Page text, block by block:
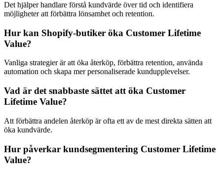
Det hjälper handlare förstå kundvärde över tid och identifiera
möjligheter att förbättra lönsamhet och retention.
Hur kan Shopify-butiker öka Customer Lifetime
Value?
Vanliga strategier är att öka återköp, förbättra retention, använda
automation och skapa mer personaliserade kundupplevelser.
Vad är det snabbaste sättet att öka Customer
Lifetime Value?
Att förbättra andelen återköp är ofta ett av de mest direkta sätten att
öka kundvärde.
Hur påverkar kundsegmentering Customer Lifetime
Value?